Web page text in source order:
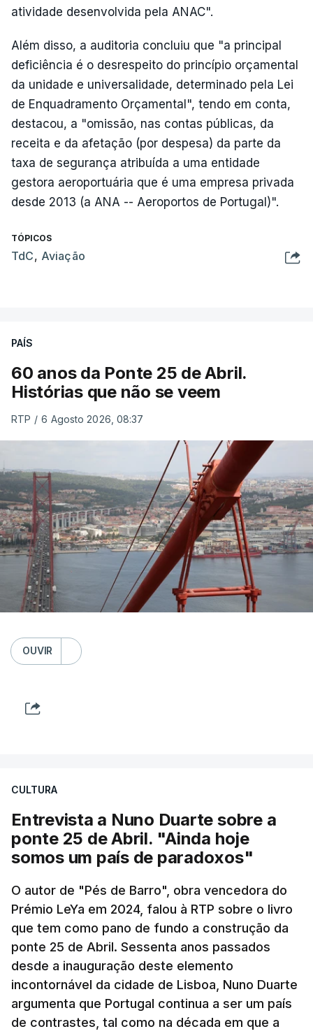
atividade desenvolvida pela ANAC".
Além disso, a auditoria concluiu que "a principal
deficiência é o desrespeito do princípio orçamental
da unidade e universalidade, determinado pela Lei
de Enquadramento Orçamental", tendo em conta,
destacou, a "omissão, nas contas públicas, da
receita e da afetação (por despesa) da parte da
taxa de segurança atribuída a uma entidade
gestora aeroportuária que é uma empresa privada
desde 2013 (a ANA -- Aeroportos de Portugal)".
TÓPICOS
TdC, Aviação
PAÍS
60 anos da Ponte 25 de Abril.
Histórias que não se veem
RTP / 6 Agosto 2026, 08:37
OUVIR
CULTURA
Entrevista a Nuno Duarte sobre a
ponte 25 de Abril. "Ainda hoje
somos um país de paradoxos"
O autor de "Pés de Barro", obra vencedora do
Prémio LeYa em 2024, falou à RTP sobre o livro
que tem como pano de fundo a construção da
ponte 25 de Abril. Sessenta anos passados
desde a inauguração deste elemento
incontornável da cidade de Lisboa, Nuno Duarte
argumenta que Portugal continua a ser um país
de contrastes, tal como na década em que a